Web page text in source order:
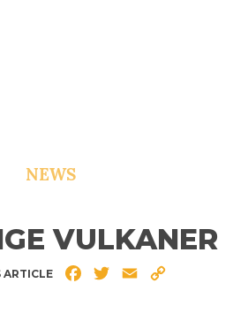
NEWS
VULKANER
ARTICLE FacebookTwitterEmail